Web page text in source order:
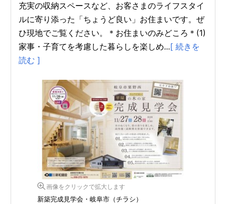
充実の収納スペースなど、お客さまのライフスタイ
ルに寄り添った「ちょうど良い」お住まいです。ぜ
ひ現地でご覧ください。＊お住まいのみどころ＊(1)
家事・子育てを考慮した暮らしを楽しめ...[ 続きを
読む ]
画像をクリックで拡大します
新築完成見学会・岐阜市（チラシ）